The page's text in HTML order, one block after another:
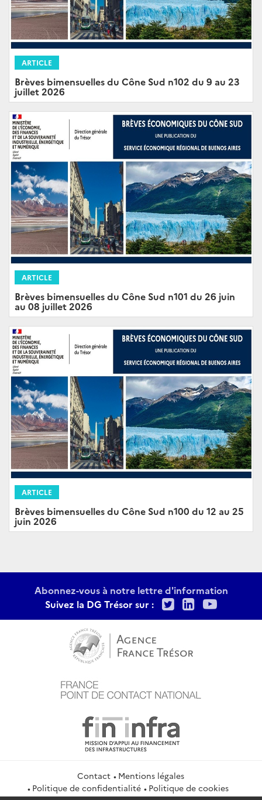
ARTICLE
Brèves bimensuelles du Cône Sud n102 du 9 au 23
juillet 2026
ARTICLE
Brèves bimensuelles du Cône Sud n101 du 26 juin
au 08 juillet 2026
ARTICLE
Brèves bimensuelles du Cône Sud n100 du 12 au 25
juin 2026
Abonnez-vous à notre lettre d'information
Suivez la DG Trésor sur :
TwitterLinkedIn
Contact
Mentions légales
Politique de confidentialité
Politique de cookies